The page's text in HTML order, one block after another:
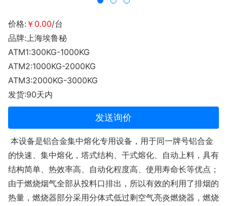
价格: ￥0.00/台
品牌:上海埃鲁秘
ATM1:300KG-1000KG
ATM2:1000KG-2000KG
ATM3:2000KG-3000KG
发货:90天内
发送询价
本设备是铝合金集中熔化专用设备，用于同一牌号铝合金
的快速、集中熔化，塔式结构、干式熔化、自动上料，具有
结构简单、热效率高、自动化程度高、使用寿命长等优点；
由于燃烧烟气全部从投料口排出，所以有效的利用了排烟的
热量，燃烧器部分采用分体式低过剩空气亮炎燃烧器，燃烧